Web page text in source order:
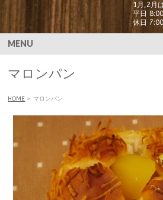
1月,2月
平日
休日
MENU
マロンパン
HOME » マロンパン